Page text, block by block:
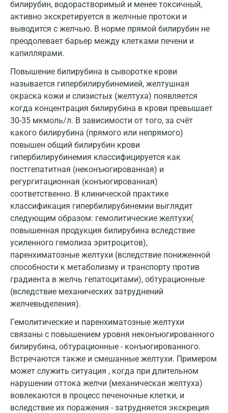
билирубин, водорастворимый и менее токсичный,
активно экскретируется в желчные протоки и
выводится с желчью. В норме прямой билирубин не
преодолевает барьер между клетками печени и
капиллярами.
Повышение билирубина в сыворотке крови
называется гипербилирубинемией, желтушная
окраска кожи и слизистых (желтуха) появляется
когда концентрация билирубина в крови превышает
30-35 мкмоль/л. В зависимости от того, за счёт
какого билирубина (прямого или непрямого)
повышен общий билирубин крови
гипербилирубинемия классифицируется как
постгепатитная (неконъюгированная) и
регургитационная (конъюгированная)
соответственно. В клинической практике
классификация гипербилирубинемии выглядит
следующим образом: гемолитические желтухи(
повышенная продукция билирубина вследствие
усиленного гемолиза эритроцитов),
паренхиматозные желтухи (вследствие пониженной
способности к метаболизму и транспорту против
градиента в желчь гепатоцитами), обтурационные
(вследствие механических затруднений
желчевыделения).
Гемолитические и паренхиматозные желтухи
связаны с повышением уровня неконъюгированного
билирубина, обтурационные - конъюгированного.
Встречаются также и смешанные желтухи. Примером
может служить ситуация , когда при длительном
нарушении оттока желчи (механическая желтуха)
вовлекаются в процесс печеночные клетки, и
вследствие их поражения - затрудняется экскреция
Звенигород
Зеленоград
Иваново
Ижевск
Истра
Йошкар-Ола
Калининград
Калуга
Кемерово
Ковров
Коломна
Королев
Кострома
Котельники
Красногорск
Краснодар
Красноярск
Курск
Лабинск